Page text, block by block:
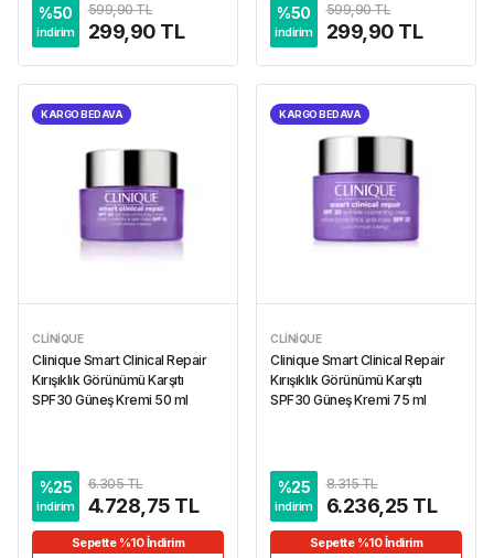
%50
indirim
599,90 TL
299,90 TL
%50
indirim
599,90 TL
299,90 TL
KARGO BEDAVA
CLINIQUE
Clinique Smart Clinical Repair
Kırışıklık Görünümü Karşıtı
SPF30 Güneş Kremi 50 ml
%25
indirim
6.305 TL
4.728,75 TL
Sepette %10 İndirim
KARGO BEDAVA
CLINIQUE
Clinique Smart Clinical Repair
Kırışıklık Görünümü Karşıtı
SPF30 Güneş Kremi 75 ml
%25
indirim
8.315 TL
6.236,25 TL
Sepette %10 İndirim